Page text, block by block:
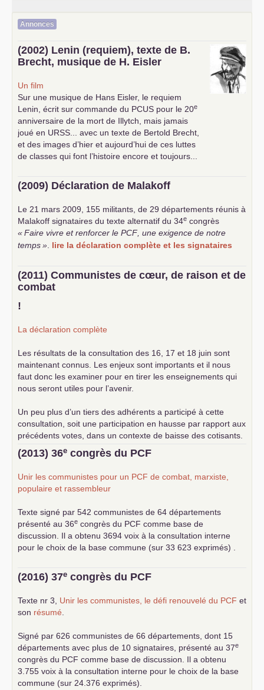
Annonces
(2002) Lenin (requiem), texte de B.
Brecht, musique de H. Eisler
Un film
Sur une musique de Hans Eisler, le requiem
Lenin, écrit sur commande du PCUS pour le 20e
anniversaire de la mort de Illytch, mais jamais
joué en URSS... avec un texte de Bertold Brecht,
et des images d’hier et aujourd’hui de ces luttes
de classes qui font l’histoire encore et toujours...
(2009) Déclaration de Malakoff
Le 21 mars 2009, 155 militants, de 29 départements réunis à
Malakoff signataires du texte alternatif du 34e congrès
«Faire vivre et renforcer le PCF, une exigence de notre
temps». lire la déclaration complète et les signataires
(2011) Communistes de cœur, de raison et de
combat
!
La déclaration complète
Les résultats de la consultation des 16, 17 et 18 juin sont
maintenant connus. Les enjeux sont importants et il nous
faut donc les examiner pour en tirer les enseignements qui
nous seront utiles pour l’avenir.
Un peu plus d’un tiers des adhérents a participé à cette
consultation, soit une participation en hausse par rapport aux
précédents votes, dans un contexte de baisse des cotisants.
... lire la suite
(2013) 36e congrès du PCF
Unir les communistes pour un PCF de combat, marxiste,
populaire et rassembleur
Texte signé par 542 communistes de 64 départements
présenté au 36e congrès du PCF comme base de
discussion. Il a obtenu 3694 voix à la consultation interne
pour le choix de la base commune (sur 33 623 exprimés) .
(2016) 37e congrès du PCF
Texte nr 3, Unir les communistes, le défi renouvelé du PCF et
son résumé.
Signé par 626 communistes de 66 départements, dont 15
départements avec plus de 10 signataires, présenté au 37e
congrès du PCF comme base de discussion. Il a obtenu
3.755 voix à la consultation interne pour le choix de la base
commune (sur 24.376 exprimés).